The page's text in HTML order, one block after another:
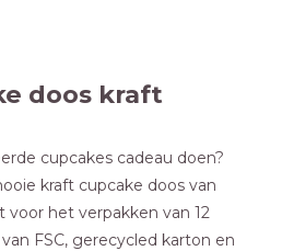
doos kraft
cupcakes cadeau doen?
kraft cupcake doos van
voor het verpakken van 12
FSC, gerecycled karton en